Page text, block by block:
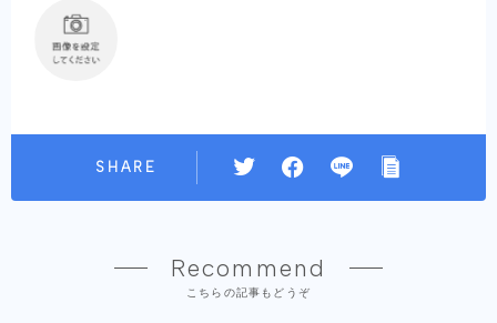
SHARE
Recommend
こちらの記事もどうぞ